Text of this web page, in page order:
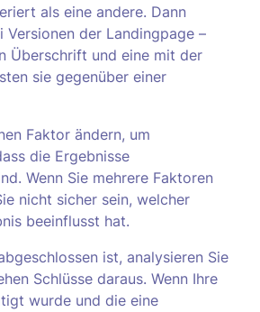
als eine andere. Dann
Versionen der Landingpage –
Überschrift und eine mit der
sie gegenüber einer
Faktor ändern, um
die Ergebnisse
Wenn Sie mehrere Faktoren
nicht sicher sein, welcher
beeinflusst hat.
ist, analysieren Sie
Schlüsse daraus. Wenn Ihre
wurde und die eine